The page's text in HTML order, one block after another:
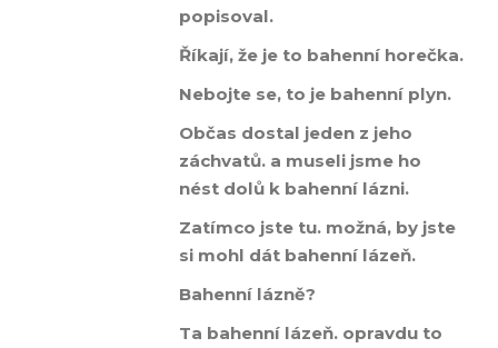
popisoval.
Říkají, že je to bahenní horečka.
Nebojte se, to je bahenní plyn.
Občas dostal jeden z jeho
záchvatů. a museli jsme ho
nést dolů k bahenní lázni.
Zatímco jste tu. možná, by jste
si mohl dát bahenní lázeň.
Bahenní lázně?
Ta bahenní lázeň. opravdu to